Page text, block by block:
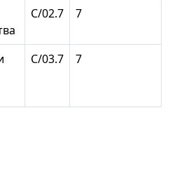
С/02.7 7
С/03.7 7